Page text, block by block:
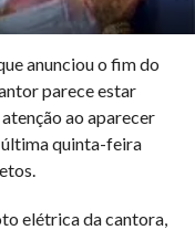
anunciou o fim do
parece estar
ao aparecer
quinta-feira
elétrica da cantora,